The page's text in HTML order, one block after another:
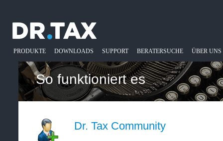
PRODUKTE DOWNLOADS SUPPORT BERATERSUCHE ÜBER UNS
So funktioniert es
Dr. Tax Community